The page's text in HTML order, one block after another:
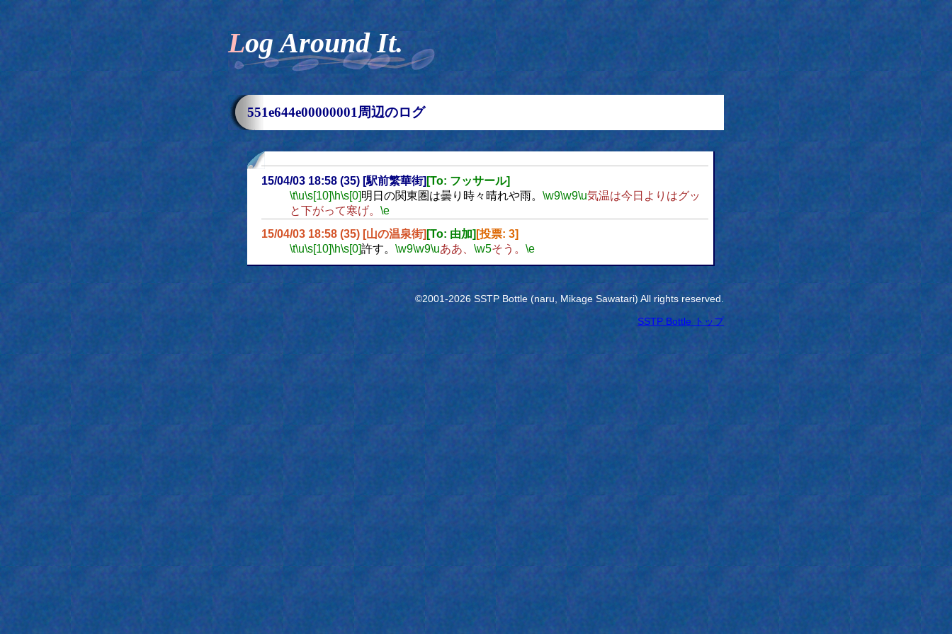
Log Around It.
551e644e00000001周辺のログ
15/04/03 18:58 (35) [駅前繁華街] [To: フッサール]
\t\u\s[10]\h\s[0]明日の関東圏は曇り時々晴れや雨。 \w9\w9\u気温は今日よりはグッ
と下がって寒げ。 \e
15/04/03 18:58 (35) [山の温泉街] [To: 由加] [投票: 3]
\t\u\s[10]\h\s[0]許す。 \w9\w9\uああ、 \w5そう。 \e
©2001-2026 SSTP Bottle (naru, Mikage Sawatari) All rights reserved.
SSTP Bottle トップ